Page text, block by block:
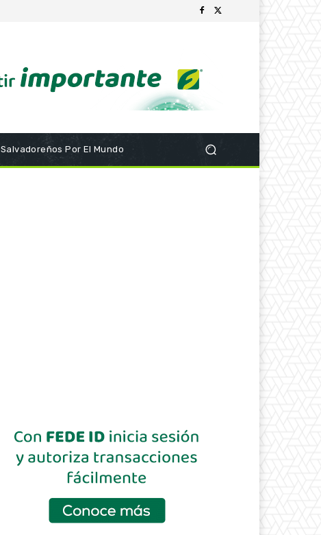
Salvadoreños Por El Mundo